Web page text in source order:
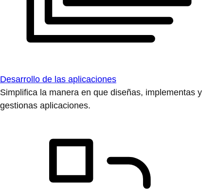
Desarrollo de las aplicaciones
Simplifica la manera en que diseñas, implementas y
gestionas aplicaciones.